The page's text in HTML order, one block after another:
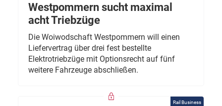
Westpommern sucht maximal
acht Triebzüge
Die Woiwodschaft Westpommern will einen
Liefervertrag über drei fest bestellte
Elektrotriebzüge mit Optionsrecht auf fünf
weitere Fahrzeuge abschließen.
Rail Business